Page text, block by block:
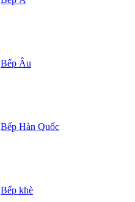
Bếp Âu
Bếp Hàn Quốc
Bếp khè